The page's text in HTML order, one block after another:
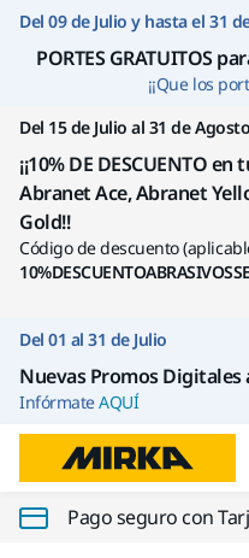
Del 09 de Julio y hasta el 31
PORTES GRATUITOS
¡¡Que los
Del 15 de Julio al 31 de Agosto
¡¡10% DE DESCUENTO
Abranet Ace, Abranet
Gold!!
Código de descuento
Del 01 al 31 de Julio
Nuevas Promos
InfórmateAQUÍ
Pago seguro con